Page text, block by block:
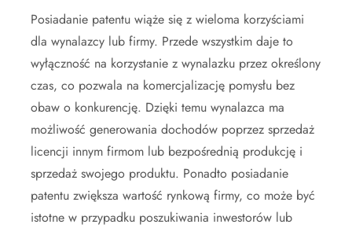
Posiadanie patentu wiąże się z wieloma korzyściami
dla wynalazcy lub firmy. Przede wszystkim daje to
wyłączność na korzystanie z wynalazku przez określony
czas, co pozwala na komercjalizację pomysłu bez
obaw o konkurencję. Dzięki temu wynalazca ma
możliwość generowania dochodów poprzez sprzedaż
licencji innym firmom lub bezpośrednią produkcję i
sprzedaż swojego produktu. Ponadto posiadanie
patentu zwiększa wartość rynkową firmy, co może być
istotne w przypadku poszukiwania inwestorów lub